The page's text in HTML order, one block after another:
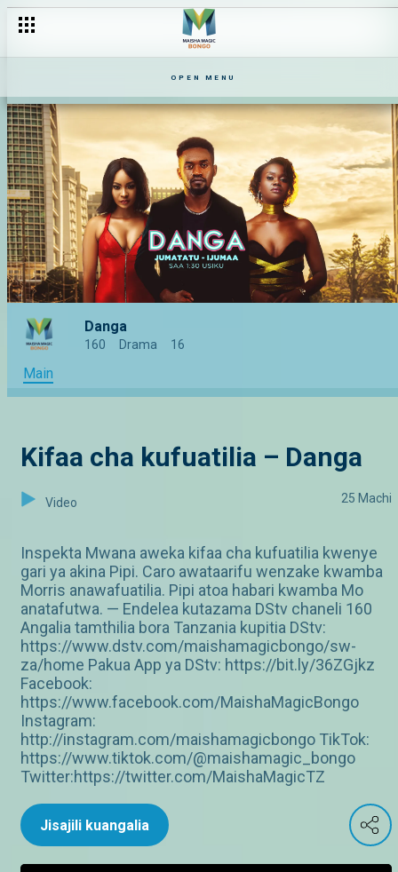
OPEN MENU
Danga
160 Drama 16
Main
Kifaa cha kufuatilia – Danga
Video 25 Machi
Inspekta Mwana aweka kifaa cha kufuatilia kwenye
gari ya akina Pipi. Caro awataarifu wenzake kwamba
Morris anawafuatilia. Pipi atoa habari kwamba Mo
anatafutwa. — Endelea kutazama DStv chaneli 160
Angalia tamthilia bora Tanzania kupitia DStv:
https://www.dstv.com/maishamagicbongo/sw-
za/home Pakua App ya DStv: https://bit.ly/36ZGjkz
Facebook:
https://www.facebook.com/MaishaMagicBongo
Instagram:
http://instagram.com/maishamagicbongo TikTok:
https://www.tiktok.com/@maishamagic_bongo
Twitter:https://twitter.com/MaishaMagicTZ
Jisajili kuangalia